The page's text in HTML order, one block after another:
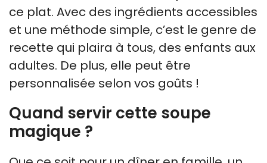
ce plat. Avec des ingrédients accessibles
et une méthode simple, c’est le genre de
recette qui plaira à tous, des enfants aux
adultes. De plus, elle peut être
personnalisée selon vos goûts !
Quand servir cette soupe
magique ?